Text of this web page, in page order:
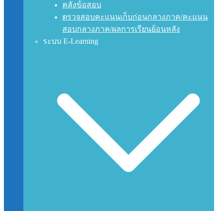
คลังข้อสอบ
ตรวจสอบคะแนนเก็บก่อนกลางภาค/คะแนน
สอบกลางภาค/ผลการเรียนย้อนหลัง
ระบบ E-Learning